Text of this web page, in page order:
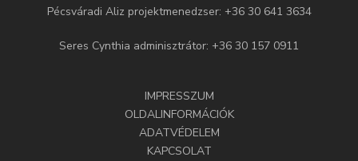
Pécsváradi Aliz projektmenedzser: +36 30 641 3634
Seres Cynthia adminisztrátor: +36 30 157 0911
IMPRESSZUM
OLDALINFORMÁCIÓK
ADATVÉDELEM
KAPCSOLAT